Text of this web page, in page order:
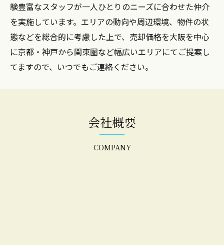
験豊富なスタッフが一人ひとりのニーズに合わせた仲介
を実施しています。エリアの動向や周辺環境、物件の状
態などを総合的に考慮した上で、売却価格を大阪を中心
に京都・神戸から関東圏など幅広いエリアにてご提案し
てますので、いつでもご連絡ください。
会社概要
COMPANY